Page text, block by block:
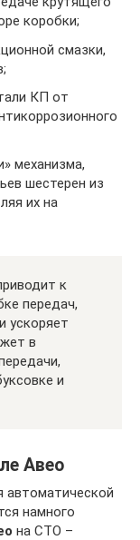
коробки;
смазки,
КП от
механизма,
шестерен из
их на
к
передач,
ускоряет
в
и
Авео
автоматической
намного
на СТО –